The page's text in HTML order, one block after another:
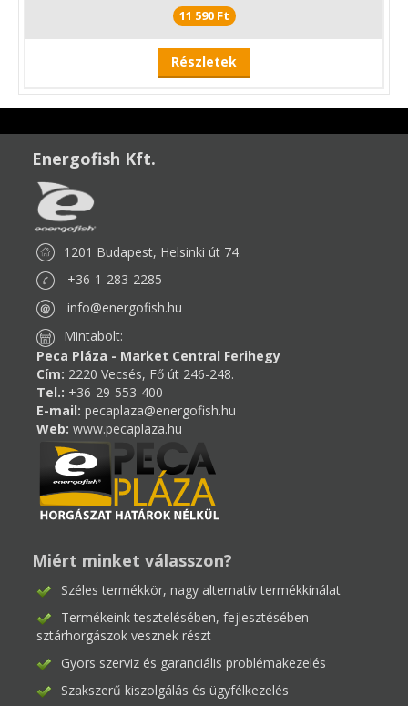
11 590 Ft
Részletek
Energofish Kft.
1201 Budapest, Helsinki út 74.
+36-1-283-2285
info@energofish.hu
Mintabolt:
Peca Pláza - Market Central Ferihegy
Cím: 2220 Vecsés, Fő út 246-248.
Tel.: +36-29-553-400
E-mail: pecaplaza@energofish.hu
Web: www.pecaplaza.hu
Miért minket válasszon?
Széles termékkör, nagy alternatív termékkínálat
Termékeink tesztelésében, fejlesztésében
sztárhorgászok vesznek részt
Gyors szerviz és garanciális problémakezelés
Szakszerű kiszolgálás és ügyfélkezelés